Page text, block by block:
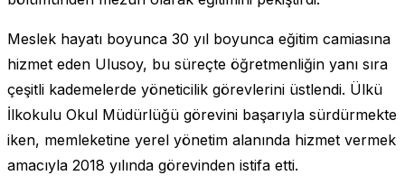
Meslek hayatı boyunca 30 yıl boyunca eğitim camiasına
hizmet eden Ulusoy, bu süreçte öğretmenliğin yanı sıra
çeşitli kademelerde yöneticilik görevlerini üstlendi. Ülkü
İlkokulu Okul Müdürlüğü görevini başarıyla sürdürmekte
iken, memleketine yerel yönetim alanında hizmet vermek
amacıyla 2018 yılında görevinden istifa etti.